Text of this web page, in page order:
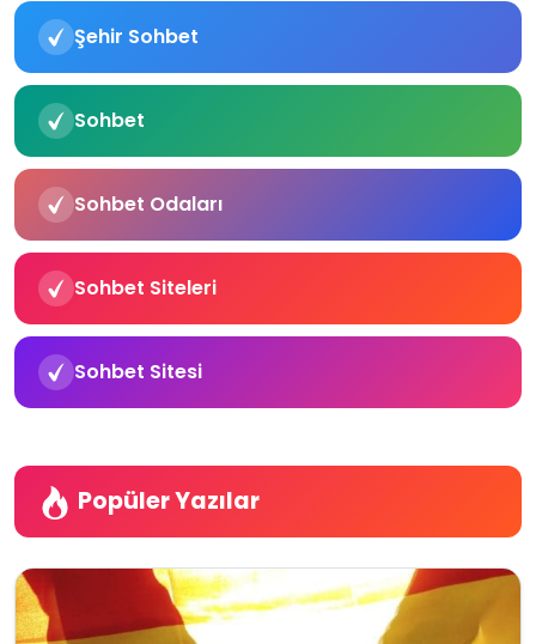
Şehir Sohbet
Sohbet
Sohbet Odaları
Sohbet Siteleri
Sohbet Sitesi
Popüler Yazılar